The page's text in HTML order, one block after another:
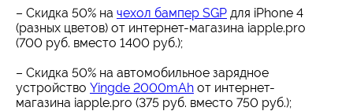
– Скидка 50% на чехол бампер SGP для iPhone 4
(разных цветов) от интернет-магазина iapple.pro
(700 руб. вместо 1400 руб.);
– Скидка 50% на автомобильное зарядное
устройство Yingde 2000mAh от интернет-
магазина iapple.pro (375 руб. вместо 750 руб.);